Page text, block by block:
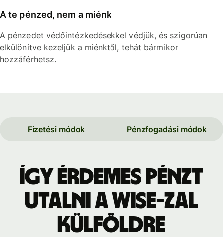
A te pénzed, nem a miénk
A pénzedet védőintézkedésekkel védjük, és szigorúan
elkülönítve kezeljük a miénktől, tehát bármikor
hozzáférhetsz.
Fizetési módok Pénzfogadási módok
Így érdemes pénzt
utalni a Wise-zal
külföldre